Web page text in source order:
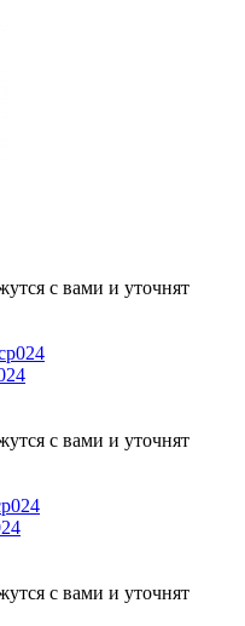
с вами и уточнят
с вами и уточнят
с вами и уточнят